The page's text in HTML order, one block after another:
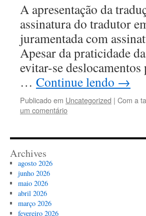
A apresentação da
assinatura do tradutor
juramentada com
Apesar da praticidade
evitar-se
… Continue lendo →
Publicado em Uncategorized | Com a
um comentário
Archives
agosto 2026
junho 2026
maio 2026
abril 2026
março 2026
fevereiro 2026